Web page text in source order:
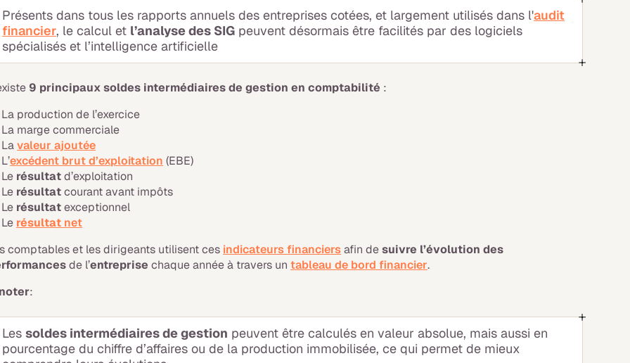
Présents dans tous les rapports annuels des entreprises cotées, et largement utilisés dans l'audit
financier, le calcul et l’analyse des SIG peuvent désormais être facilités par des logiciels
spécialisés et l’intelligence artificielle
9 principaux soldes intermédiaires de gestion en comptabilité :
La production de l’exercice
La marge commerciale
Lavaleur ajoutée
L’excédent brut d’exploitation (EBE)
Le résultatd’exploitation
Le résultatcourant avant impôts
Le résultatexceptionnel
Le résultat net
comptables et les dirigeants utilisent ces indicateurs financiersafin desuivre l’évolution des
de l’entreprise chaque année à travers untableau de bord financier.
:
Lessoldes intermédiaires de gestion peuvent être calculés en valeur absolue, mais aussi en
pourcentage du chiffre d’affaires ou de la production immobilisée, ce qui permet de mieux